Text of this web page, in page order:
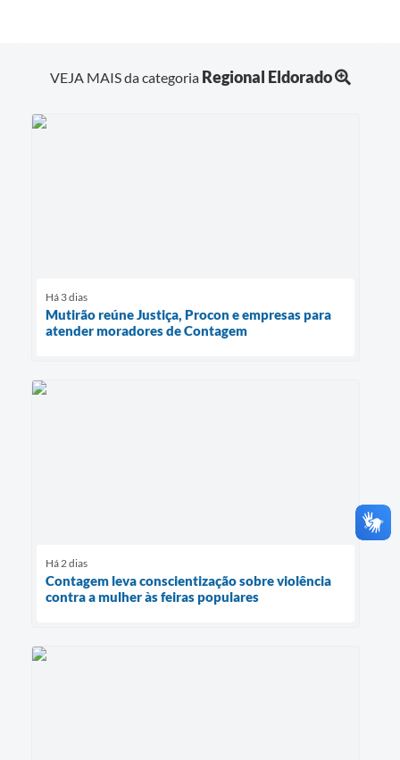
VEJA MAIS da categoria Regional Eldorado
Há 3 dias
Mutirão reúne Justiça, Procon e empresas para
atender moradores de Contagem
Há 2 dias
Contagem leva conscientização sobre violência
contra a mulher às feiras populares